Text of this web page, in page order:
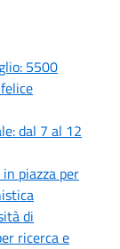
5500
dal 7 al 12
piazza per
di
ricerca e